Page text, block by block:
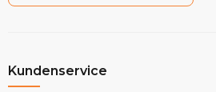
Kundenservice